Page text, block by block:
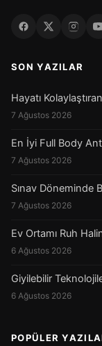
SON YAZILAR
Hayatı
7 Ağustos 2026
En İyi Full Body
7 Ağustos 2026
Sınav Döneminde
7 Ağustos 2026
Ev Ortamı Ruh
6 Ağustos 2026
Giyilebilir
6 Ağustos 2026
POPÜLER